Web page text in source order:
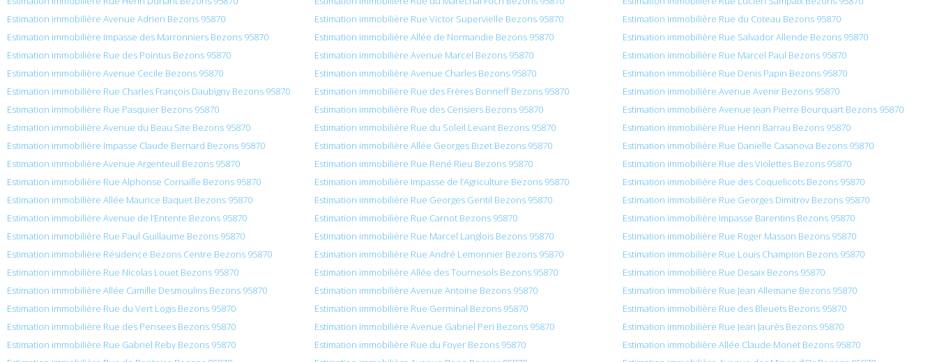
Estimation immobilière Avenue Adrien Bezons 95870
Estimation immobilière Rue Victor Supervielle Bezons 95870
Estimation immobilière Rue du Coteau Bezons 95870
Estimation immobilière Impasse des Marronniers Bezons 95870
Estimation immobilière Allée de Normandie Bezons 95870
Estimation immobilière Rue Salvador Allende Bezons 95870
Estimation immobilière Rue des Pointus Bezons 95870
Estimation immobilière Avenue Marcel Bezons 95870
Estimation immobilière Rue Marcel Paul Bezons 95870
Estimation immobilière Avenue Cecile Bezons 95870
Estimation immobilière Avenue Charles Bezons 95870
Estimation immobilière Rue Denis Papin Bezons 95870
Estimation immobilière Rue Charles François Daubigny Bezons 95870
Estimation immobilière Rue des Frères Bonneff Bezons 95870
Estimation immobilière Avenue Avenir Bezons 95870
Estimation immobilière Rue Pasquier Bezons 95870
Estimation immobilière Rue des Cerisiers Bezons 95870
Estimation immobilière Avenue Jean Pierre Bourquart Bezons 95870
Estimation immobilière Avenue du Beau Site Bezons 95870
Estimation immobilière Rue du Soleil Levant Bezons 95870
Estimation immobilière Rue Henri Barrau Bezons 95870
Estimation immobilière Impasse Claude Bernard Bezons 95870
Estimation immobilière Allée Georges Bizet Bezons 95870
Estimation immobilière Rue Danielle Casanova Bezons 95870
Estimation immobilière Avenue Argenteuil Bezons 95870
Estimation immobilière Rue René Rieu Bezons 95870
Estimation immobilière Rue des Violettes Bezons 95870
Estimation immobilière Rue Alphonse Cornaille Bezons 95870
Estimation immobilière Impasse de l’Agriculture Bezons 95870
Estimation immobilière Rue des Coquelicots Bezons 95870
Estimation immobilière Allée Maurice Baquet Bezons 95870
Estimation immobilière Rue Georges Gentil Bezons 95870
Estimation immobilière Rue Georges Dimitrov Bezons 95870
Estimation immobilière Avenue de l’Entente Bezons 95870
Estimation immobilière Rue Carnot Bezons 95870
Estimation immobilière Impasse Barentins Bezons 95870
Estimation immobilière Rue Paul Guillaume Bezons 95870
Estimation immobilière Rue Marcel Langlois Bezons 95870
Estimation immobilière Rue Roger Masson Bezons 95870
Estimation immobilière Résidence Bezons Centre Bezons 95870
Estimation immobilière Rue André Lemonnier Bezons 95870
Estimation immobilière Rue Louis Champion Bezons 95870
Estimation immobilière Rue Nicolas Louet Bezons 95870
Estimation immobilière Allée des Tournesols Bezons 95870
Estimation immobilière Rue Desaix Bezons 95870
Estimation immobilière Allée Camille Desmoulins Bezons 95870
Estimation immobilière Avenue Antoine Bezons 95870
Estimation immobilière Rue Jean Allemane Bezons 95870
Estimation immobilière Rue du Vert Logis Bezons 95870
Estimation immobilière Rue Germinal Bezons 95870
Estimation immobilière Rue des Bleuets Bezons 95870
Estimation immobilière Rue des Pensees Bezons 95870
Estimation immobilière Avenue Gabriel Peri Bezons 95870
Estimation immobilière Rue Jean Jaurès Bezons 95870
Estimation immobilière Rue Gabriel Reby Bezons 95870
Estimation immobilière Rue du Foyer Bezons 95870
Estimation immobilière Allée Claude Monet Bezons 95870